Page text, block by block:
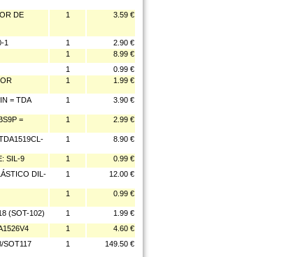
DE
1 3.59 €
1 1
2.90 €
1
8.99 €
1
0.99 €
1 1.99 €
= TDA
1 3.90 €
=
1 2.99 €
1 8.90 €
SIL-9 1
0.99 €
DIL-
1 12.00 €
1 0.99 €
(SOT-102) 1
1.99 €
1
4.60 €
SOT117
1 149.50 €